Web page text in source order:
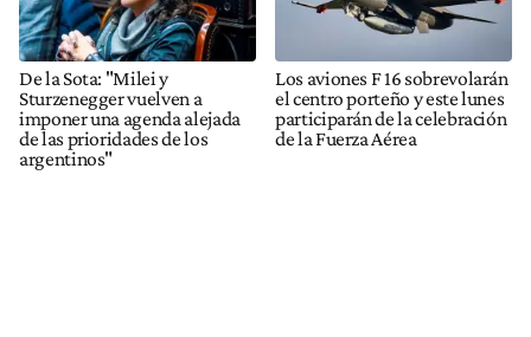
De la Sota: "Milei y
Sturzenegger vuelven a
imponer una agenda alejada
de las prioridades de los
argentinos"
Los aviones F 16 sobrevolarán
el centro porteño y este lunes
participarán de la celebración
de la Fuerza Aérea